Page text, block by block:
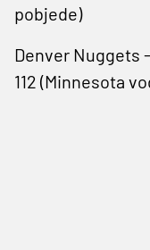
pobjede)
Denver Nuggets
112 (Minnesota